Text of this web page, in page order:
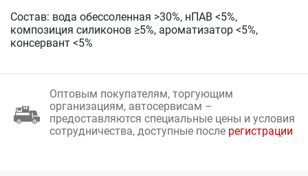
Состав: вода обессоленная >30%, нПАВ <5%,
композиция силиконов ≥5%, ароматизатор <5%,
консервант <5%
Оптовым покупателям, торгующим
организациям, автосервисам –
предоставляются специальные цены и условия
сотрудничества, доступные после регистрации